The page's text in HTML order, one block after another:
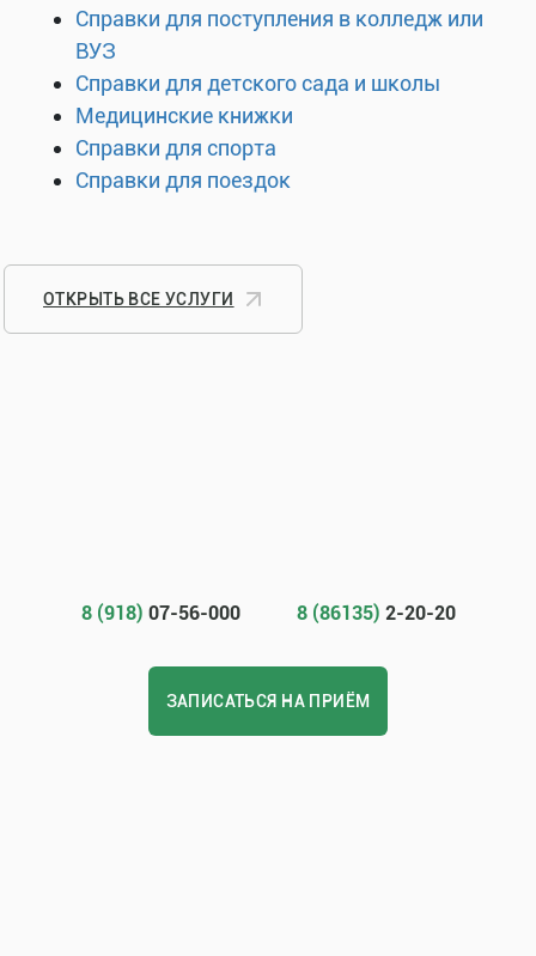
Справки для поступления в колледж или
ВУЗ
Справки для детского сада и школы
Медицинские книжки
Справки для спорта
Справки для поездок
ОТКРЫТЬ ВСЕ УСЛУГИ
8 (918) 07-56-000 8 (86135) 2-20-20
ЗАПИСАТЬСЯ НА ПРИЁМ